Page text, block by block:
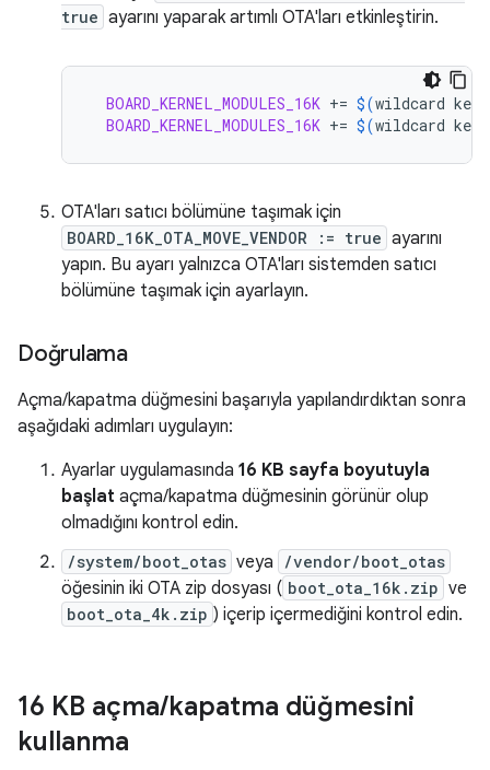
true ayarını yaparak artımlı OTA'ları etkinleştirin.
BOARD_KERNEL_MODULES_16K += $(wildcard
BOARD_KERNEL_MODULES_16K += $(wildcard
OTA'ları satıcı bölümüne taşımak için
BOARD_16K_OTA_MOVE_VENDOR := true ayarını
yapın. Bu ayarı yalnızca OTA'ları sistemden satıcı
bölümüne taşımak için ayarlayın.
Doğrulama
Açma/kapatma düğmesini başarıyla yapılandırdıktan sonra
aşağıdaki adımları uygulayın:
Ayarlar uygulamasında 16 KB sayfa boyutuyla
başlat açma/kapatma düğmesinin görünür olup
olmadığını kontrol edin.
/system/boot_otas veya /vendor/boot_otas
öğesinin iki OTA zip dosyası ( boot_ota_16k.zip ve
boot_ota_4k.zip ) içerip içermediğini kontrol edin.
16 KB açma/kapatma düğmesini
kullanma